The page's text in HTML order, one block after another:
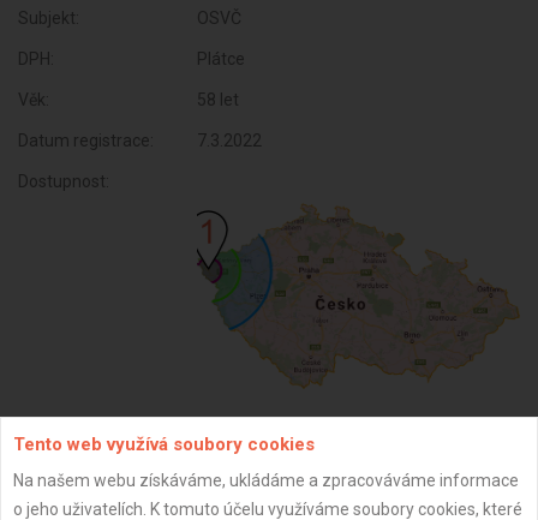
Subjekt: OSVČ
DPH: Plátce
Věk: 58 let
Datum registrace: 7.3.2022
Dostupnost:
Tento web využívá soubory cookies
Na našem webu získáváme, ukládáme a zpracováváme informace
o jeho uživatelích. K tomuto účelu využíváme soubory cookies, které